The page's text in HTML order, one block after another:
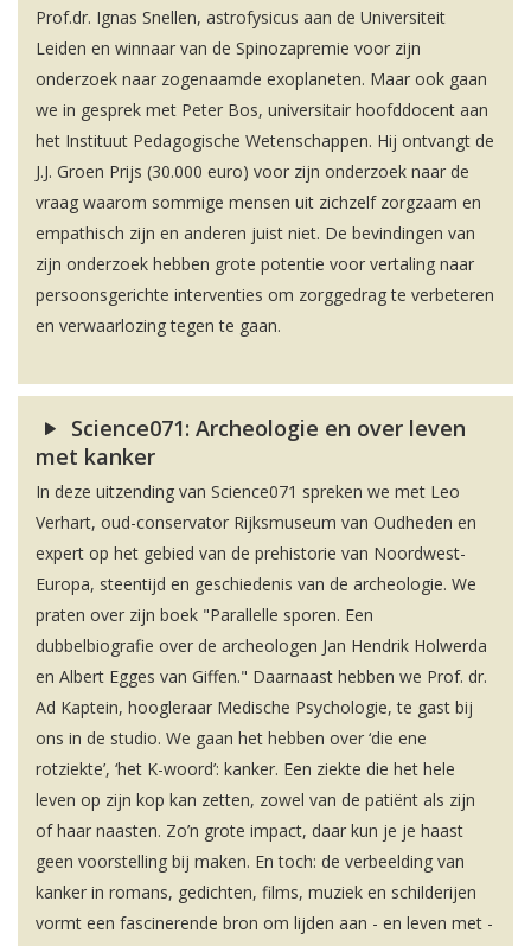
Prof.dr. Ignas Snellen, astrofysicus aan de Universiteit
Leiden en winnaar van de Spinozapremie voor zijn
onderzoek naar zogenaamde exoplaneten. Maar ook gaan
we in gesprek met Peter Bos, universitair hoofddocent aan
het Instituut Pedagogische Wetenschappen. Hij ontvangt de
J.J. Groen Prijs (30.000 euro) voor zijn onderzoek naar de
vraag waarom sommige mensen uit zichzelf zorgzaam en
empathisch zijn en anderen juist niet. De bevindingen van
zijn onderzoek hebben grote potentie voor vertaling naar
persoonsgerichte interventies om zorggedrag te verbeteren
en verwaarlozing tegen te gaan.
Science071: Archeologie en over leven
met kanker
In deze uitzending van Science071 spreken we met Leo
Verhart, oud-conservator Rijksmuseum van Oudheden en
expert op het gebied van de prehistorie van Noordwest-
Europa, steentijd en geschiedenis van de archeologie. We
praten over zijn boek "Parallelle sporen. Een
dubbelbiografie over de archeologen Jan Hendrik Holwerda
en Albert Egges van Giffen." Daarnaast hebben we Prof. dr.
Ad Kaptein, hoogleraar Medische Psychologie, te gast bij
ons in de studio. We gaan het hebben over ‘die ene
rotziekte’, ‘het K-woord’: kanker. Een ziekte die het hele
leven op zijn kop kan zetten, zowel van de patiënt als zijn
of haar naasten. Zo’n grote impact, daar kun je je haast
geen voorstelling bij maken. En toch: de verbeelding van
kanker in romans, gedichten, films, muziek en schilderijen
vormt een fascinerende bron om lijden aan - en leven met -